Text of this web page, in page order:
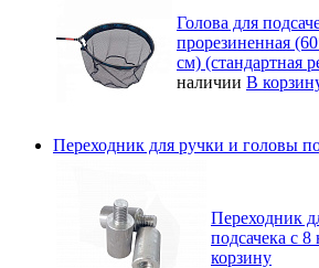
Голова для
прорезиненная
см) (стандартная
наличии В
Переходник для ручки и головы
Переходник
подсачека с 8
корзину